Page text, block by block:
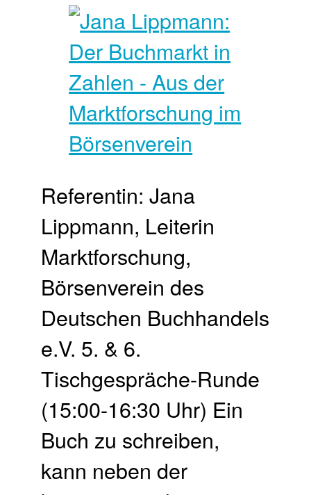
Referentin: Jana
Lippmann, Leiterin
Marktforschung,
Börsenverein des
Deutschen Buchhandels
e.V. 5. & 6.
Tischgespräche-Runde
(15:00-16:30 Uhr) Ein
Buch zu schreiben,
kann neben der